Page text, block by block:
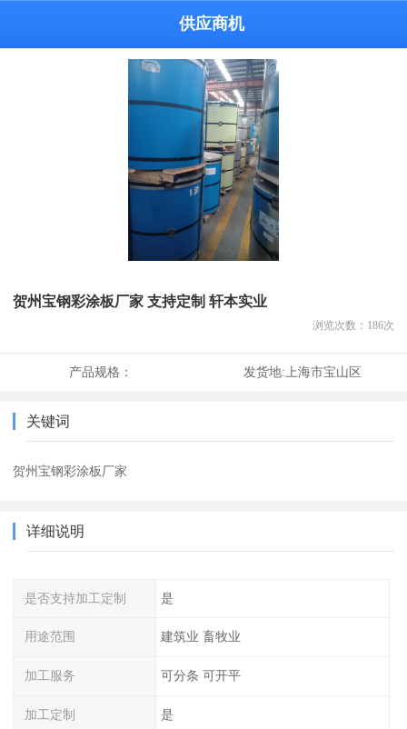
供应商机
贺州宝钢彩涂板厂家 支持定制 轩本实业
浏览次数： 186次
产品规格： 发货地:上海市宝山区
关键词
贺州宝钢彩涂板厂家
详细说明
是否支持加工定制 是
用途范围 建筑业 畜牧业
加工服务 可分条 可开平
加工定制 是